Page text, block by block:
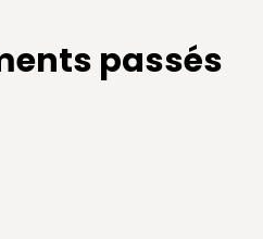
passés